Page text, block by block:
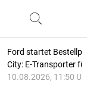
Ford startet
City: E-Transporter
10.08.2026, 11:50